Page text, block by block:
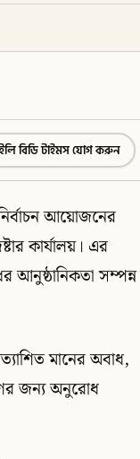
বিডি টাইমস যোগ করুন
আয়োজনের
কার্যালয়। এর
আনুষ্ঠানিকতা সম্পন্ন
মানের অবাধ,
জন্য অনুরোধ